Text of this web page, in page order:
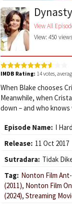
View All
View: 450 views
IMDB Rating: 14votes,
When Blake chooses
Meanwhile, when
down – and who
Episode Name: I
Release: 11 Oct 2017
Sutradara: Tidak
Tag: Nonton Film
(2011), Nonton Film
(2024), Streaming